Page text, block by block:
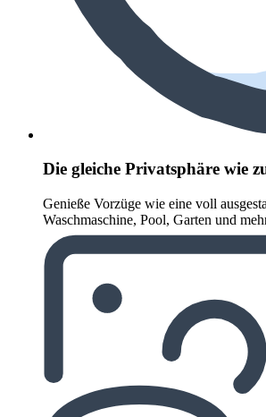
Die gleiche Privatsphäre wie
Genieße Vorzüge wie eine voll
Waschmaschine, Pool, Garten und